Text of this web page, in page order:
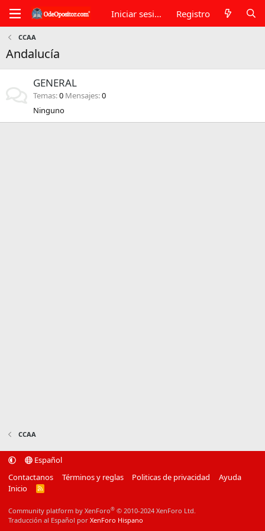
Iniciar sesión Registro
CCAA
Andalucía
GENERAL
Temas 0 Mensajes 0
Ninguno
CCAA
Español
Contactanos
Términos y reglas Politicas de privacidad
Ayuda
Inicio
R
Community platform by XenForo® © 2010-2024 XenForo Ltd.
Traducción al Español por XenForo Hispano